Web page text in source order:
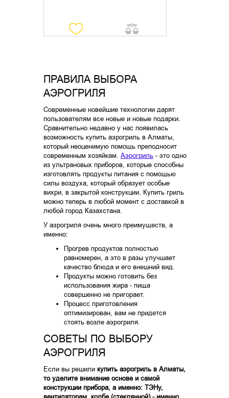
ПРАВИЛА ВЫБОРА
АЭРОГРИЛЯ
Современные новейшие технологии дарят
пользователям все новые и новые подарки.
Сравнительно недавно у нас появилась
возможность купить аэрогриль в Алматы,
который неоценимую помощь преподносит
современным хозяйкам. Аэрогриль - это одно
из ультрановых приборов, которые способны
изготовлять продукты питания с помощью
силы воздуха, который образует особые
вихри, в закрытой конструкции. Купить гриль
можно теперь в любой момент с доставкой в
любой город Казахстана.
У аэрогриля очень много преимуществ, а
именно:
Прогрев продуктов полностью
равномерен, а это в разы улучшает
качество блюда и его внешний вид.
Продукты можно готовить без
использования жира - пища
совершенно не пригорает.
Процесс приготовления
оптимизирован, вам не придется
стоять возле аэрогриля.
СОВЕТЫ ПО ВЫБОРУ
АЭРОГРИЛЯ
Если вы решили купить аэрогриль в Алматы,
то уделите внимание основе и самой
конструкции прибора, а именно: ТЭНу,